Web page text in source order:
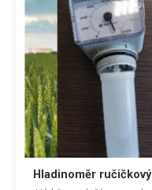
Hladinoměr ručičkový